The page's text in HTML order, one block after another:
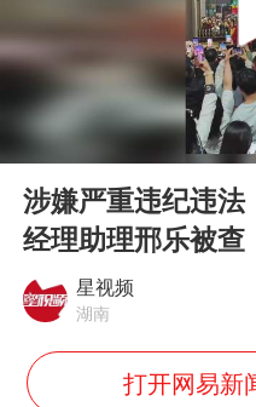
辽
浙
生产
央
吴宜
Play
00:00
涉嫌严重违纪违
经理助理邢乐被查
星视频
湖南
打开网易新